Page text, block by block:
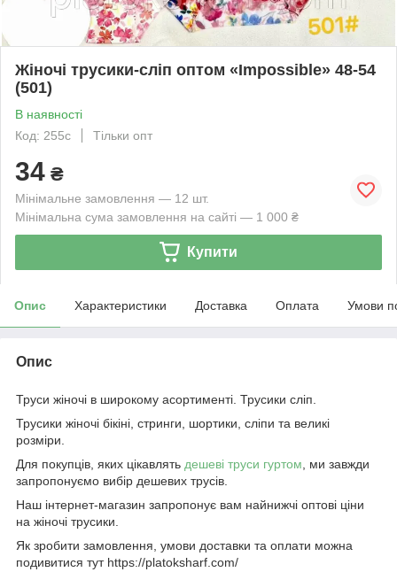
Жіночі трусики-сліп оптом «Impossible» 48-54
(501)
В наявності
Код: 255с
Тільки опт
34 ₴
Мінімальне замовлення — 12 шт.
Мінімальна сума замовлення на сайті — 1 000 ₴
Купити
Опис Характеристики Доставка Оплата Умови
Опис
Труси жіночі в широкому асортименті. Трусики сліп.
Трусики жіночі бікіні, стринги, шортики, сліпи та великі
розміри.
Для покупців, яких цікавлять дешеві труси гуртом , ми завжди
запропонуємо вибір дешевих трусів.
Наш інтернет-магазин запропонує вам найнижчі оптові ціни
на жіночі трусики.
Як зробити замовлення, умови доставки та оплати можна
подивитися тут https://platoksharf.com/